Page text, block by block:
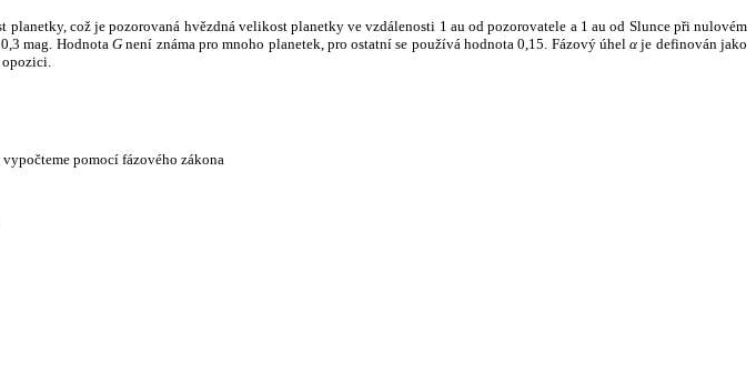
což je pozorovaná hvězdná velikost planetky ve vzdálenosti 1 au od pozorovatele a 1 au od Slunce při nulovém
mag. HodnotaG není známa pro mnoho planetek, pro ostatní se používá hodnota 0,15. Fázový úhelα je definován jako
opozici.
pomocí fázového zákona